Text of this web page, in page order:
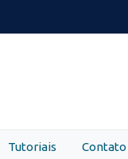
Tutoriais Contato